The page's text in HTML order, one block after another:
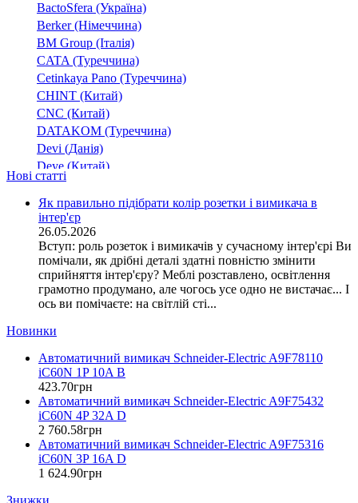
NSN
NXB-125(4)
NXB-63
OSP-10
OSP-6
PL4
PL6
PL7
PLHT
SB-M8
ST 68 AC
UProfi(4)
UTrust
ВА-2003(2)
ВА-2017
ВА1-63
ВА27-100(8)
ВА47-100
ВА47-150
ВА47-29
ВА47-29 GENERICA
ВА47-29М
BactoSfera (Україна)
Berker (Німеччина)
BM Group (Італія)
CATA (Туреччина)
Cetinkaya Pano (Туреччина)
CHINT (Китай)
CNC (Китай)
DATAKOM (Туреччина)
Devi (Данія)
Deye (Китай)
DigiTop (Україна)
DKC (Україна)
Dyness (Китай)
E.NEXT (Україна)
EAE Electric
Eastron (Китай)
Eaton (США)
ElectrO (Україна)
EON (Таїланд)
ETI (Словенія)
ETREL (Словенія)
Evrosvet (Україна)
Extherm (Німеччина)
F&F (Польща)
FRER (Італія)
FS (Україна)
Нові статті
Як правильно підібрати колір розетки і вимикача в
інтер'єр
26.05.2026
Вступ: роль розеток і вимикачів у сучасному інтер'єрі Ви
помічали, як дрібні деталі здатні повністю змінити
сприйняття інтер'єру? Меблі розставлено, освітлення
грамотно продумано, але чогось усе одно не вистачає... І
ось ви помічаєте: на світлій сті...
Новинки
Автоматичний вимикач Schneider-Electric A9F78110
iC60N 1P 10A B
423.70грн
Автоматичний вимикач Schneider-Electric A9F75432
iC60N 4P 32A D
2 760.58грн
Автоматичний вимикач Schneider-Electric A9F75316
iC60N 3P 16A D
1 624.90грн